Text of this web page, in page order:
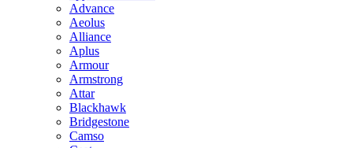
Advance
Aeolus
Alliance
Aplus
Armour
Armstrong
Attar
Blackhawk
Bridgestone
Camso